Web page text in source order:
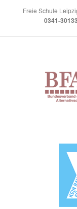
Freie Schule
0341-